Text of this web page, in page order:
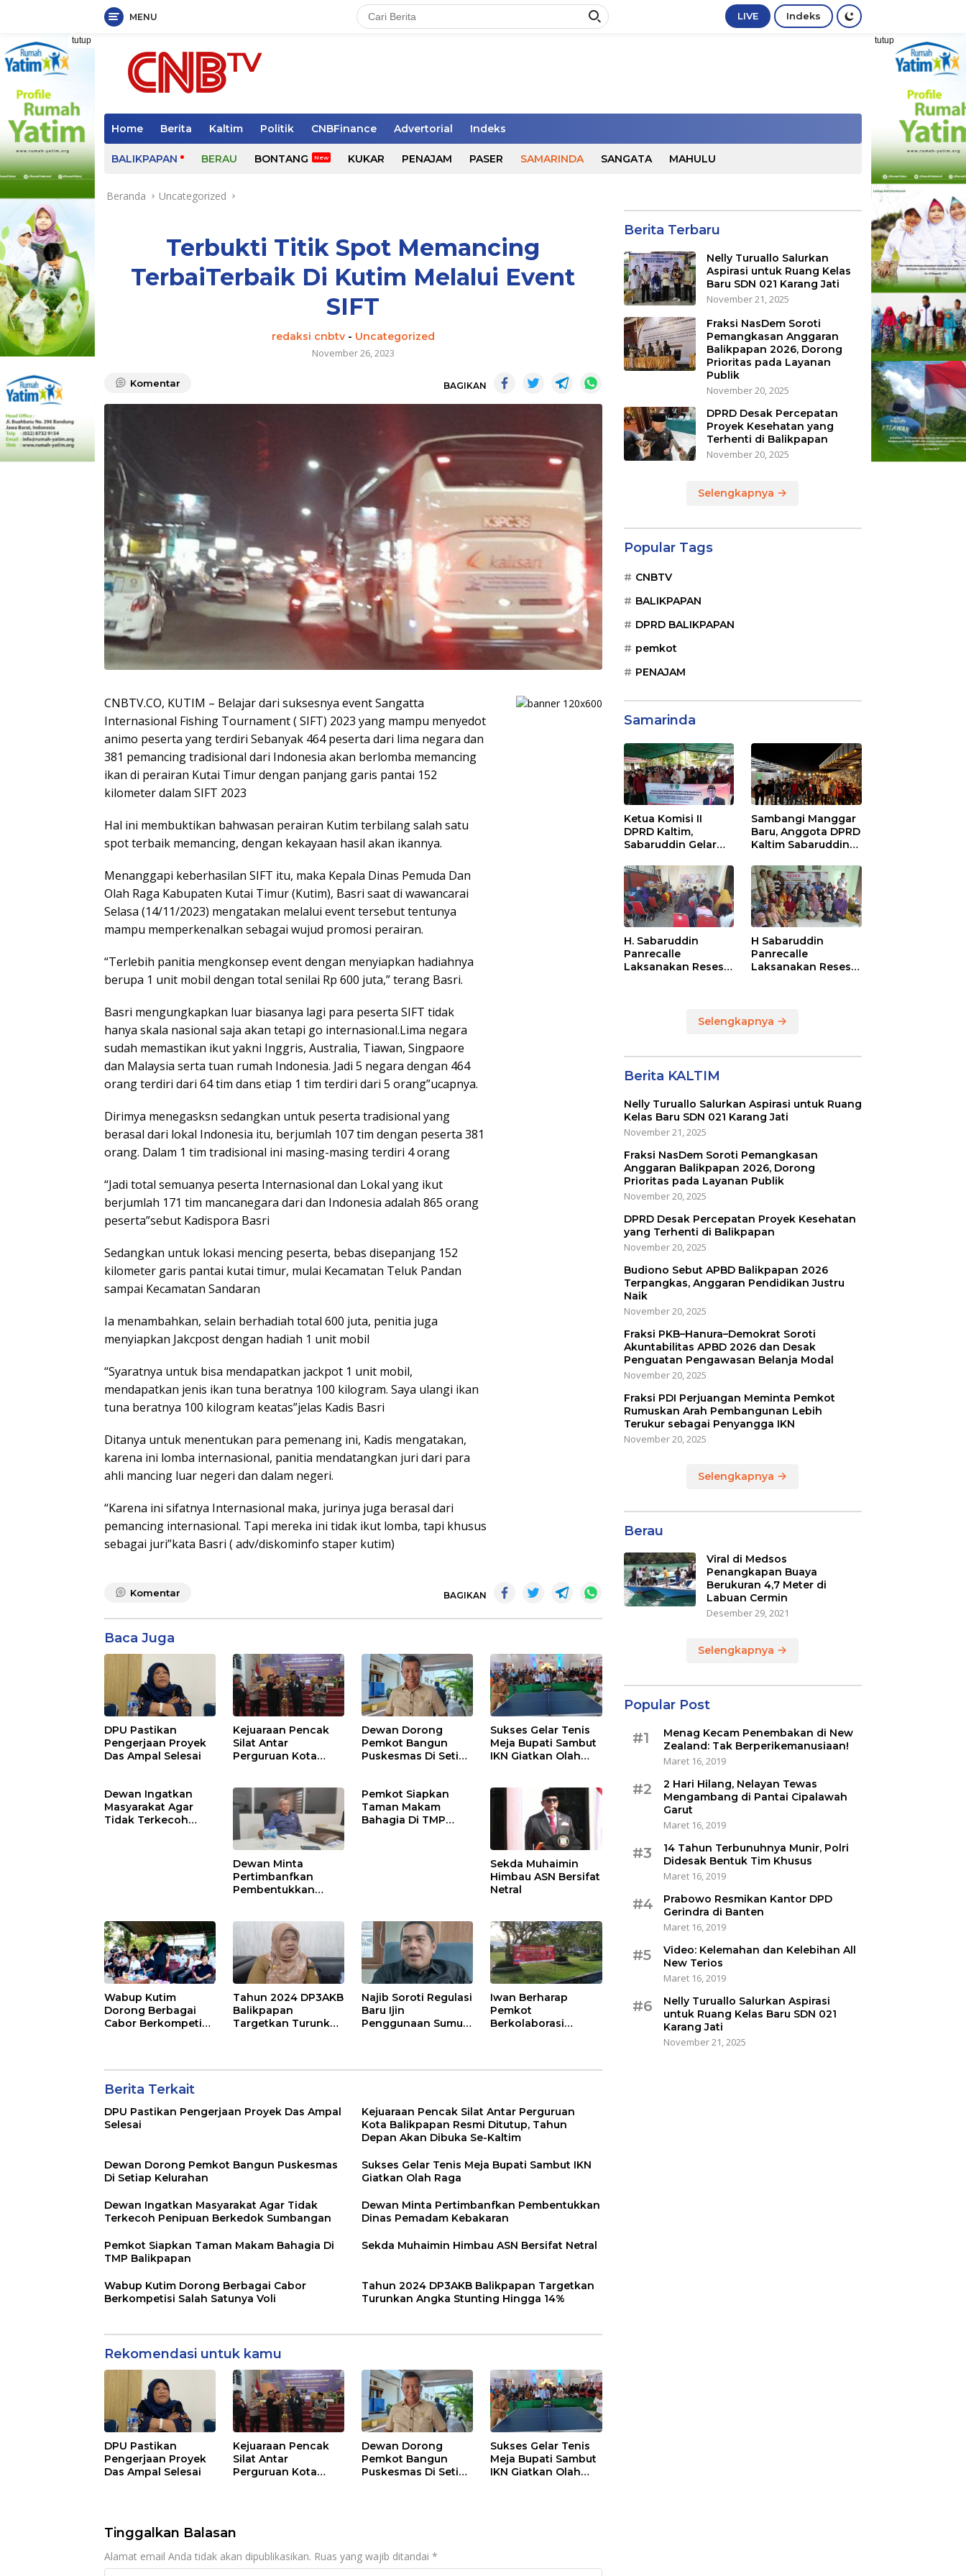
Langsung
ke
konten
MENU LIVE Indeks
tutup tutup
Home Berita Kaltim Politik CNBFinance Advertorial Indeks
BALIKPAPAN BERAU BONTANG KUKAR PENAJAM PASER SAMARINDA SANGATA MAHULU
Beranda Uncategorized
Terbukti Titik Spot Memancing
TerbaiTerbaik Di Kutim Melalui Event
SIFT
redaksi cnbtv- Uncategorized
November 26, 2023
Komentar BAGIKAN
CNBTV.CO, KUTIM – Belajar dari suksesnya event Sangatta
Internasional Fishing Tournament ( SIFT) 2023 yang mampu menyedot
animo peserta yang terdiri Sebanyak 464 peserta dari lima negara dan
381 pemancing tradisional dari Indonesia akan berlomba memancing
ikan di perairan Kutai Timur dengan panjang garis pantai 152
kilometer dalam SIFT 2023
Hal ini membuktikan bahwasan perairan Kutim terbilang salah satu
spot terbaik memancing, dengan kekayaan hasil akan ikannya.
Menanggapi keberhasilan SIFT itu, maka Kepala Dinas Pemuda Dan
Olah Raga Kabupaten Kutai Timur (Kutim), Basri saat di wawancarai
Selasa (14/11/2023) mengatakan melalui event tersebut tentunya
mampu memperkenalkan sebagai wujud promosi perairan.
“Terlebih panitia mengkonsep event dengan menyiapkan hadiahnya
berupa 1 unit mobil dengan total senilai Rp 600 juta,” terang Basri.
Basri mengungkapkan luar biasanya lagi para peserta SIFT tidak
hanya skala nasional saja akan tetapi go internasional.Lima negara
sudah memastikan ikut yakni Inggris, Australia, Tiawan, Singpaore
dan Malaysia serta tuan rumah Indonesia. Jadi 5 negara dengan 464
orang terdiri dari 64 tim dans etiap 1 tim terdiri dari 5 orang”ucapnya.
Dirimya menegasksn sedangkan untuk peserta tradisional yang
berasal dari lokal Indonesia itu, berjumlah 107 tim dengan peserta 381
orang. Dalam 1 tim tradisional ini masing-masing terdiri 4 orang
“Jadi total semuanya peserta Internasional dan Lokal yang ikut
berjumlah 171 tim mancanegara dari dan Indonesia adalah 865 orang
peserta”sebut Kadispora Basri
Sedangkan untuk lokasi mencing peserta, bebas disepanjang 152
kilometer garis pantai kutai timur, mulai Kecamatan Teluk Pandan
sampai Kecamatan Sandaran
Ia menambahkan, selain berhadiah total 600 juta, penitia juga
menyiapkan Jakcpost dengan hadiah 1 unit mobil
“Syaratnya untuk bisa mendapatkan jackpot 1 unit mobil,
mendapatkan jenis ikan tuna beratnya 100 kilogram. Saya ulangi ikan
tuna beratnya 100 kilogram keatas”jelas Kadis Basri
Ditanya untuk menentukan para pemenang ini, Kadis mengatakan,
karena ini lomba internasional, panitia mendatangkan juri dari para
ahli mancing luar negeri dan dalam negeri.
“Karena ini sifatnya Internasional maka, jurinya juga berasal dari
pemancing internasional. Tapi mereka ini tidak ikut lomba, tapi khusus
sebagai juri”kata Basri ( adv/diskominfo staper kutim)
Komentar BAGIKAN
Baca Juga
DPU Pastikan
Pengerjaan Proyek
Das Ampal Selesai
Kejuaraan Pencak
Silat Antar
Perguruan Kota
Depan Akan Dibuka
Se-Kaltim
Dewan Dorong
Pemkot Bangun
Puskesmas Di Setiap
Sukses Gelar Tenis
Meja Bupati Sambut
IKN Giatkan Olah
Dewan Ingatkan
Masyarakat Agar
Tidak Terkecoh
Dewan Minta
Pertimbanfkan
Pembentukkan
Pemkot Siapkan
Taman Makam
Bahagia Di TMP
Sekda Muhaimin
Himbau ASN Bersifat
Netral
Wabup Kutim
Dorong Berbagai
Cabor Berkompetisi
Tahun 2024 DP3AKB
Balikpapan
Targetkan Turunkan
Najib Soroti Regulasi
Baru Ijin
Penggunaan Sumur
Iwan Berharap
Pemkot
Berkolaborasi
Lapangan Merdeka
Berita Terkait
DPU Pastikan Pengerjaan Proyek Das Ampal
Selesai
Kejuaraan Pencak Silat Antar Perguruan
Kota Balikpapan Resmi Ditutup, Tahun
Depan Akan Dibuka Se-Kaltim
Dewan Dorong Pemkot Bangun Puskesmas
Di Setiap Kelurahan
Sukses Gelar Tenis Meja Bupati Sambut IKN
Giatkan Olah Raga
Dewan Ingatkan Masyarakat Agar Tidak
Terkecoh Penipuan Berkedok Sumbangan
Dewan Minta Pertimbanfkan Pembentukkan
Dinas Pemadam Kebakaran
Pemkot Siapkan Taman Makam Bahagia Di
TMP Balikpapan
Sekda Muhaimin Himbau ASN Bersifat Netral
Wabup Kutim Dorong Berbagai Cabor
Berkompetisi Salah Satunya Voli
Tahun 2024 DP3AKB Balikpapan Targetkan
Turunkan Angka Stunting Hingga 14%
Rekomendasi untuk kamu
DPU Pastikan
Pengerjaan Proyek
Das Ampal Selesai
Kejuaraan Pencak
Silat Antar
Perguruan Kota
Dewan Dorong
Pemkot Bangun
Puskesmas Di Setiap
Sukses Gelar Tenis
Meja Bupati Sambut
IKN Giatkan Olah
Tinggalkan Balasan
Alamat email Anda tidak akan dipublikasikan. Ruas yang wajib ditandai *
Berita Terbaru
Nelly Turuallo Salurkan
Aspirasi untuk Ruang Kelas
Baru SDN 021 Karang Jati
November 21, 2025
Fraksi NasDem Soroti
Pemangkasan Anggaran
Balikpapan 2026, Dorong
Prioritas pada Layanan
Publik
November 20, 2025
DPRD Desak Percepatan
Proyek Kesehatan yang
Terhenti di Balikpapan
November 20, 2025
Selengkapnya
Popular Tags
CNBTV
BALIKPAPAN
DPRD BALIKPAPAN
pemkot
PENAJAM
Samarinda
Ketua Komisi II
DPRD Kaltim,
Sabaruddin Gelar
Pajak dan Retribusi
Daerah di
Sepinggan Raya
Balikpapan
Sambangi Manggar
Baru, Anggota DPRD
Kaltim Sabaruddin
Kepemudaan di
Balikpapan
H. Sabaruddin
Panrecalle
Laksanakan Reses
H Sabaruddin
Panrecalle
Laksanakan Reses
Selengkapnya
Berita KALTIM
Nelly Turuallo Salurkan Aspirasi untuk Ruang
Kelas Baru SDN 021 Karang Jati
November 21, 2025
Fraksi NasDem Soroti Pemangkasan
Anggaran Balikpapan 2026, Dorong
Prioritas pada Layanan Publik
November 20, 2025
DPRD Desak Percepatan Proyek Kesehatan
yang Terhenti di Balikpapan
November 20, 2025
Budiono Sebut APBD Balikpapan 2026
Terpangkas, Anggaran Pendidikan Justru
Naik
November 20, 2025
Fraksi PKB–Hanura–Demokrat Soroti
Akuntabilitas APBD 2026 dan Desak
Penguatan Pengawasan Belanja Modal
November 20, 2025
Fraksi PDI Perjuangan Meminta Pemkot
Rumuskan Arah Pembangunan Lebih
Terukur sebagai Penyangga IKN
November 20, 2025
Selengkapnya
Berau
Viral di Medsos
Penangkapan Buaya
Berukuran 4,7 Meter di
Labuan Cermin
Desember 29, 2021
Selengkapnya
Popular Post
#1
Menag Kecam Penembakan di New
Zealand: Tak Berperikemanusiaan!
Maret 16, 2019
#2
2 Hari Hilang, Nelayan Tewas
Mengambang di Pantai Cipalawah
Garut
Maret 16, 2019
#3
14 Tahun Terbunuhnya Munir, Polri
Didesak Bentuk Tim Khusus
Maret 16, 2019
#4
Prabowo Resmikan Kantor DPD
Gerindra di Banten
Maret 16, 2019
#5
Video: Kelemahan dan Kelebihan All
New Terios
Maret 16, 2019
#6
Nelly Turuallo Salurkan Aspirasi
untuk Ruang Kelas Baru SDN 021
Karang Jati
November 21, 2025